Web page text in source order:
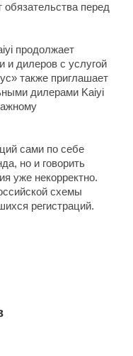
перед
продолжает
и дилеров с услугой
также приглашает
дилерами Kaiyi
сами по себе
но и говорить
уже некорректно.
схемы
регистраций.